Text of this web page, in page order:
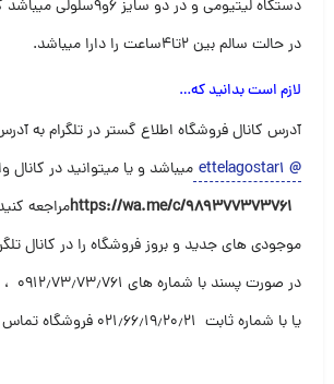
دستگاه لیتیومی و در دو
در حالت سالم بین ۲تا۴ساعت را دارا میباشد.
لازم است بدانید که…
آدرس کانال فروشگاه اطلاع گستر در تلگرام به
@
ettelagostar1 میباشد و یا میتوانید در
https://wa.me/c/989377373761مراجعه
موجودی های جدید و بروز فروشگاه را در کانال
یا با شماره ثابت ۰۲۱٫۶۶٫۱۹٫۲۰٫۲۱ فروشگاه تماس بگیرید